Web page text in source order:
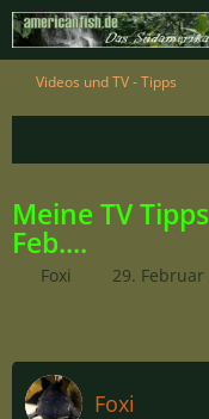
Videos und TV - Tipps
Meine TV
Feb....
Foxi 29.
Foxi